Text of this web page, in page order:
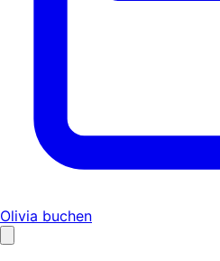
Olivia buchen